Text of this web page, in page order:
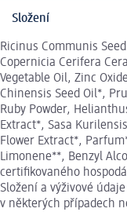
Složení
Ricinus Communis
Copernicia Cerifera
Vegetable Oil, Zinc
Chinensis Seed Oil*,
Ruby Powder,
Extract*, Sasa
Flower Extract*,
Limonene**, Benzyl
certifikovaného
Složení a výživové
v některých případech